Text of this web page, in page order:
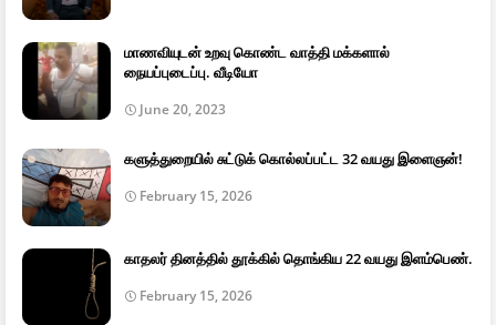
மாணவியுடன் உறவு கொண்ட வாத்தி மக்களால்
நையப்புடைப்பு. வீடியோ
June 20, 2023
களுத்துறையில் சுட்டுக் கொல்லப்பட்ட 32 வயது இளைஞன்!
February 15, 2026
காதலர் தினத்தில் தூக்கில் தொங்கிய 22 வயது இளம்பெண்.
February 15, 2026